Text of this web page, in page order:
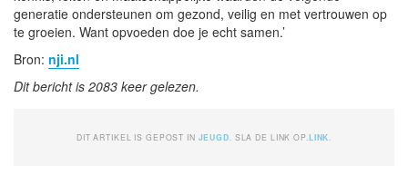
generatie ondersteunen om gezond, veilig en met vertrouwen op
te groeien. Want opvoeden doe je echt samen.’
Bron: nji.nl
Dit bericht is 2083 keer gelezen.
DIT ARTIKEL IS GEPOST IN JEUGD . SLA DE LINK OP. LINK